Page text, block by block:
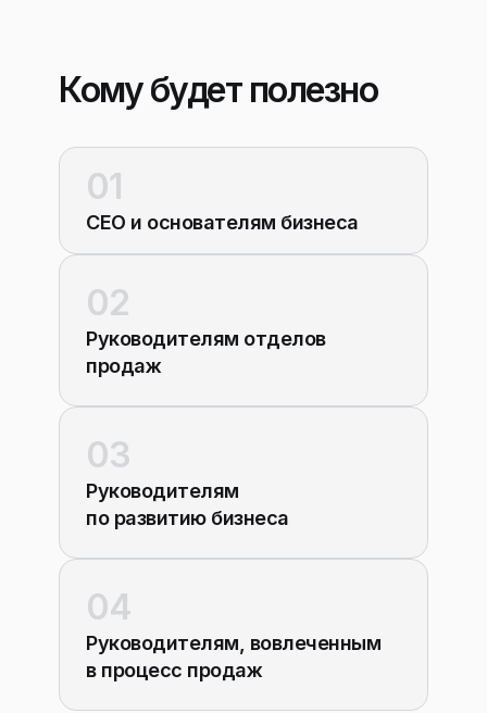
Кому будет полезно
01
CEO и основателям бизнеса
02
Руководителям отделов
продаж
03
Руководителям
по развитию бизнеса
04
Руководителям, вовлеченным
в процесс продаж